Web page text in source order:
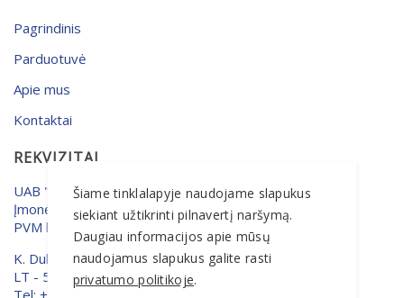
Pagrindinis
Parduotuvė
Apie mus
Kontaktai
REKVIZITAI
UAB "MERSETA"
Įmonės kodas: 133648055
PVM kodas: LT336480515
K. Dulksnio g. 9, Narsiečiai
LT - 53304 Kaunas, Lietuva
Tel: +370 37 393666
Šiame tinklalapyje naudojame slapukus
siekiant užtikrinti pilnavertį naršymą.
Daugiau informacijos apie mūsų
naudojamus slapukus galite rasti
privatumo politikoje.